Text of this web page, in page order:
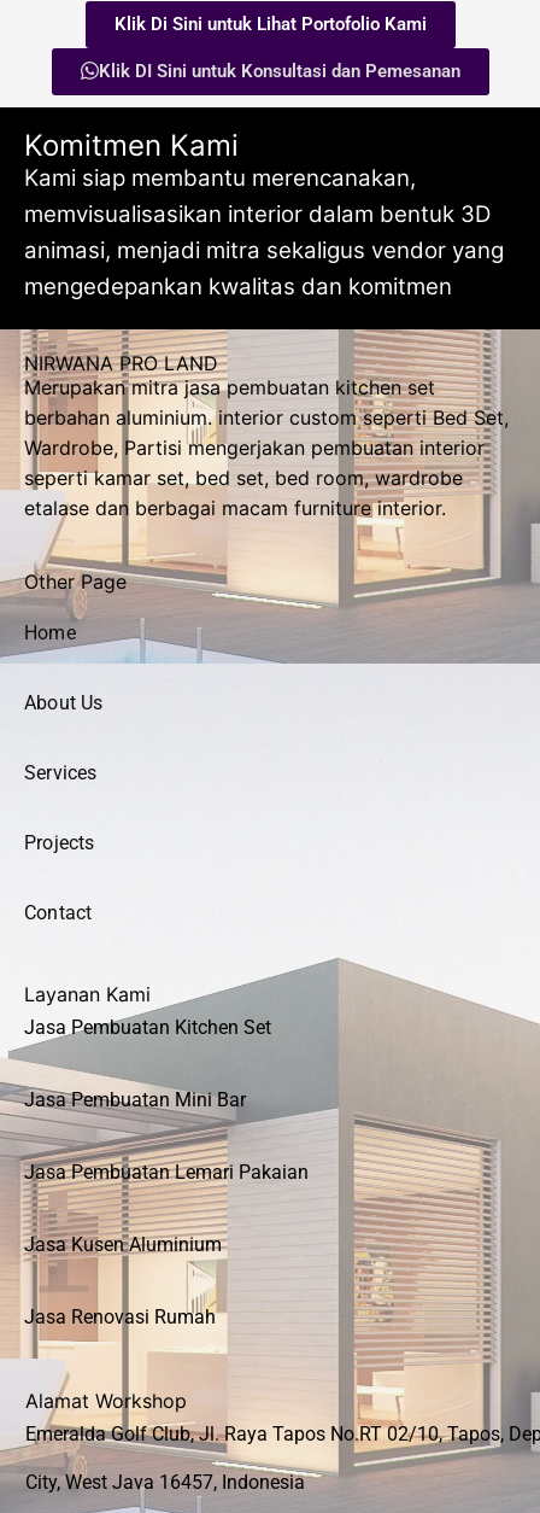
Klik Di Sini untuk Lihat Portofolio Kami
Klik DI Sini untuk Konsultasi dan Pemesanan
Komitmen Kami
Kami siap membantu merencanakan,
memvisualisasikan interior dalam bentuk 3D
animasi, menjadi mitra sekaligus vendor yang
mengedepankan kwalitas dan komitmen
NIRWANA PRO LAND
Merupakan mitra jasa pembuatan kitchen set
berbahan aluminium. interior custom seperti Bed Set,
Wardrobe, Partisi mengerjakan pembuatan interior
seperti kamar set, bed set, bed room, wardrobe
etalase dan berbagai macam furniture interior.
Other Page
Home
About Us
Services
Projects
Contact
Layanan Kami
Jasa Pembuatan Kitchen Set
Jasa Pembuatan Mini Bar
Jasa Pembuatan Lemari Pakaian
Jasa Kusen Aluminium
Jasa Renovasi Rumah
Alamat Workshop
Emeralda Golf Club, Jl. Raya Tapos No.RT 02/10, Tapos,
City, West Java 16457, Indonesia